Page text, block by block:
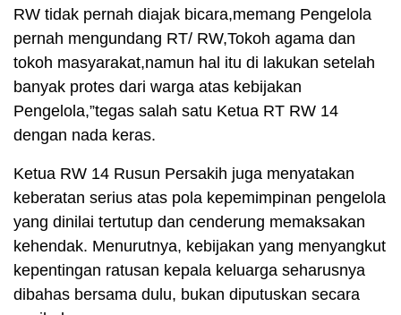
RW tidak pernah diajak bicara,memang Pengelola
pernah mengundang RT/ RW,Tokoh agama dan
tokoh masyarakat,namun hal itu di lakukan setelah
banyak protes dari warga atas kebijakan
Pengelola,”tegas salah satu Ketua RT RW 14
dengan nada keras.
Ketua RW 14 Rusun Persakih juga menyatakan
keberatan serius atas pola kepemimpinan pengelola
yang dinilai tertutup dan cenderung memaksakan
kehendak. Menurutnya, kebijakan yang menyangkut
kepentingan ratusan kepala keluarga seharusnya
dibahas bersama dulu, bukan diputuskan secara